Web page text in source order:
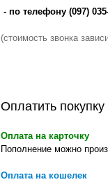
- по телефону (097)
(стоимость звонка
Оплатить
Оплата на карточку
Пополнение можно
Оплата на кошелек